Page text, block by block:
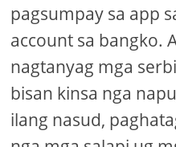
pagsumpay sa app
account sa bangko.
nagtanyag mga
bisan kinsa nga
ilang nasud,